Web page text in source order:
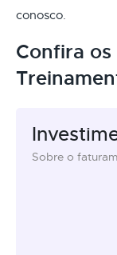
conosco.
Confira
Sobre o